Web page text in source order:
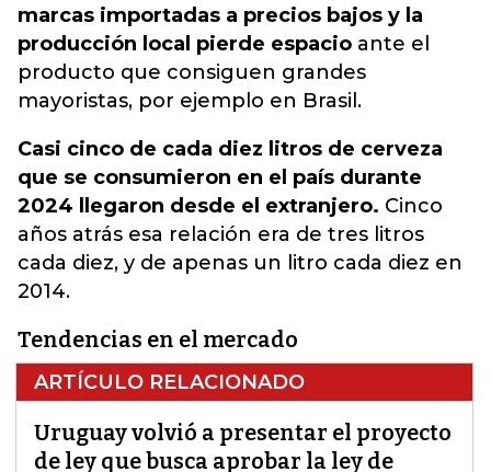
marcas importadas a precios bajos y la
producción local pierde espacio ante el
producto que consiguen grandes
mayoristas, por ejemplo en Brasil.
Casi cinco de cada diez litros de cerveza
que se consumieron en el país durante
2024 llegaron desde el extranjero. Cinco
años atrás esa relación era de tres litros
cada diez, y de apenas un litro cada diez en
2014.
Tendencias en el mercado
ARTÍCULO RELACIONADO
Uruguay volvió a presentar el proyecto
de ley que busca aprobar la ley de